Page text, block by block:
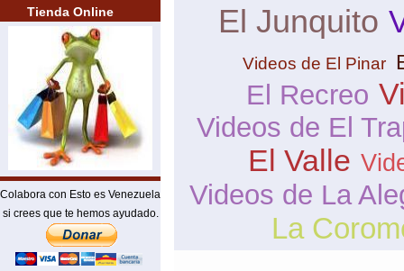
Tienda Online
Colabora con Esto es Venezuela
si crees que te hemos ayudado.
El Junquito
Videos de El Pinar
El Recreo
Videos de El
El Valle
Videos de La
La